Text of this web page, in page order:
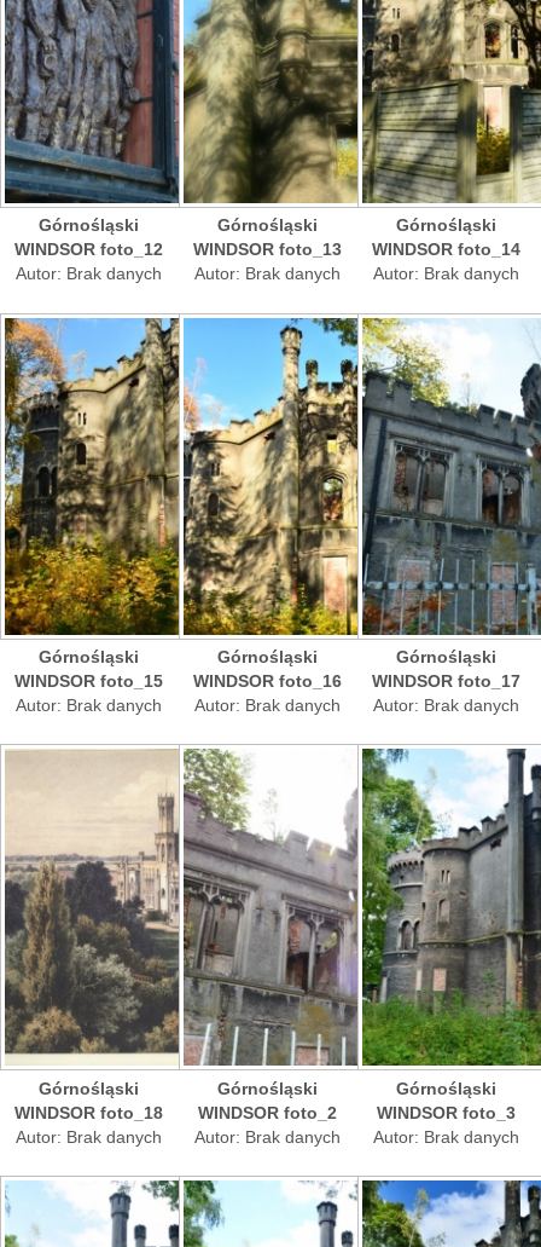
Górnośląski
WINDSOR foto_12
Autor: Brak danych
Górnośląski
WINDSOR foto_13
Autor: Brak danych
Górnośląski
WINDSOR foto_14
Autor: Brak danych
Górnośląski
WINDSOR foto_15
Autor: Brak danych
Górnośląski
WINDSOR foto_16
Autor: Brak danych
Górnośląski
WINDSOR foto_17
Autor: Brak danych
Górnośląski
WINDSOR foto_18
Autor: Brak danych
Górnośląski
WINDSOR foto_2
Autor: Brak danych
Górnośląski
WINDSOR foto_3
Autor: Brak danych